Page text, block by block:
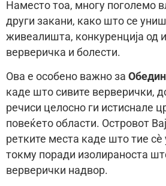
Наместо тоа, многу поголемо
други закани, како што се
живеалишта, конкуренција од
верверичка и болести.
Ова е особено важно за
каде што сивите верверички,
речиси целосно ги истиснале
повеќето области. Островот
ретките места каде што тие сè
токму поради изолираноста
верверички надвор.